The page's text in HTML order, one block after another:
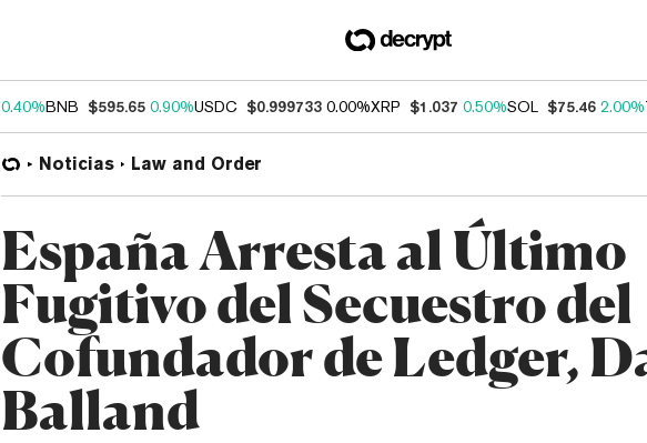
0.40%BNB $595.65 0.90%USDC $0.999733 0.00%XRP $1.037 0.50%SOL $75.46 2.00%
Noticias Law and Order
España Arresta al Último
Fugitivo del Secuestro del
Cofundador de Ledger,
Balland